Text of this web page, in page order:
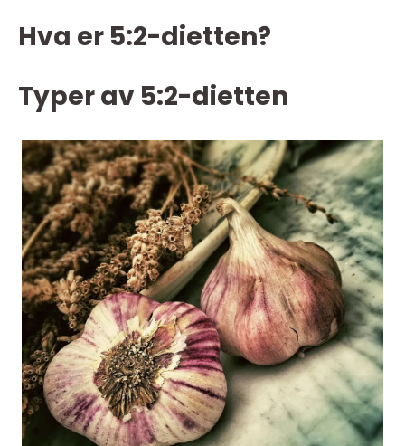
Hva er 5:2-dietten?
Typer av 5:2-dietten